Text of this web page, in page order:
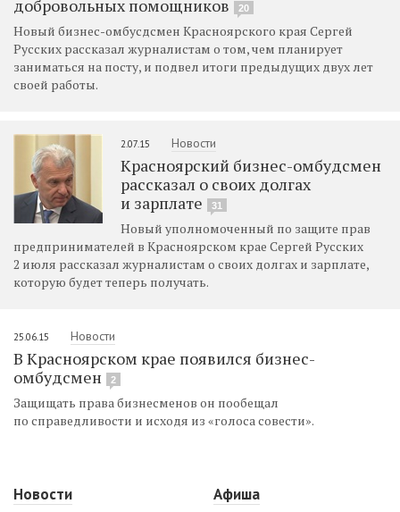
добровольных помощников
20
Новый бизнес-омбусдсмен Красноярского края Сергей
Русских рассказал журналистам о том, чем планирует
заниматься на посту, и подвел итоги предыдущих двух лет
своей работы.
2.07.15 Новости
Красноярский бизнес-омбудсмен
рассказал о своих долгах
и зарплате
31
Новый уполномоченный по защите прав
предпринимателей в Красноярском крае Сергей Русских
2 июля рассказал журналистам о своих долгах и зарплате,
которую будет теперь получать.
25.06.15 Новости
В Красноярском крае появился бизнес-
омбудсмен
2
Защищать права бизнесменов он пообещал
по справедливости и исходя из «голоса совести».
Новости
Афиша